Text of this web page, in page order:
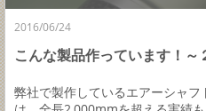
2016/06/24
こんな製品作っています！～
弊社で製作しているエアーシャフ